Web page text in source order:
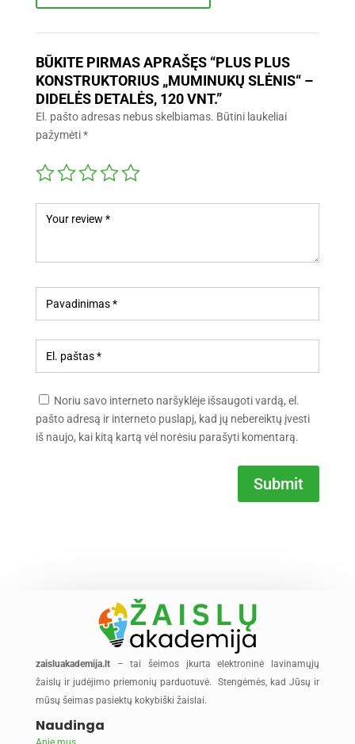
BŪKITE PIRMAS APRAŠĘS “PLUS PLUS
KONSTRUKTORIUS „MUMINUKŲ SLĖNIS“ –
DIDELĖS DETALĖS, 120 VNT.”
El. pašto adresas nebus skelbiamas. Būtini laukeliai
pažymėti*
Noriu savo interneto naršyklėje išsaugoti vardą, el.
pašto adresą ir interneto puslapį, kad jų nebereiktų įvesti
iš naujo, kai kitą kartą vėl norėsiu parašyti komentarą.
Submit
zaisluakademija.lt
– tai šeimos įkurta elektroninė lavinamųjų
žaislų ir judėjimo priemonių parduotuvė. Stengėmės, kad Jūsų ir
mūsų šeimas pasiektų kokybiški žaislai.
Naudinga